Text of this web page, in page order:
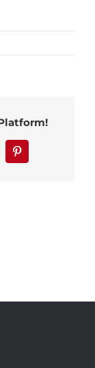
Pinterest